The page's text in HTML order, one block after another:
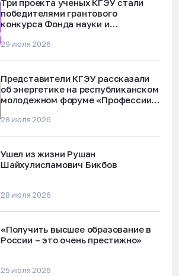
Три проекта ученых КГЭУ стали
победителями грантового
конкурса Фонда науки и
29 июля 2026
Представители КГЭУ рассказали
об энергетике на республиканском
молодежном форуме «Профессии
28 июля 2026
Ушел из жизни Рушан
Шайхулисламович Бикбов
28 июля 2026
«Получить высшее образование в
России – это очень престижно»
25 июля 2026